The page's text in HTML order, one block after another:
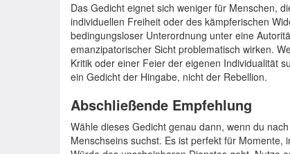
Das Gedicht eignet sich weniger für Menschen,
individuellen Freiheit oder des kämpferischen
bedingungsloser Unterordnung unter eine
emanzipatorischer Sicht problematisch wirken.
Kritik oder einer Feier der eigenen Individualität
ein Gedicht der Hingabe, nicht der Rebellion.
Abschließende Empfehlung
Wähle dieses Gedicht genau dann, wenn du
Menschseins suchst. Es ist perfekt für